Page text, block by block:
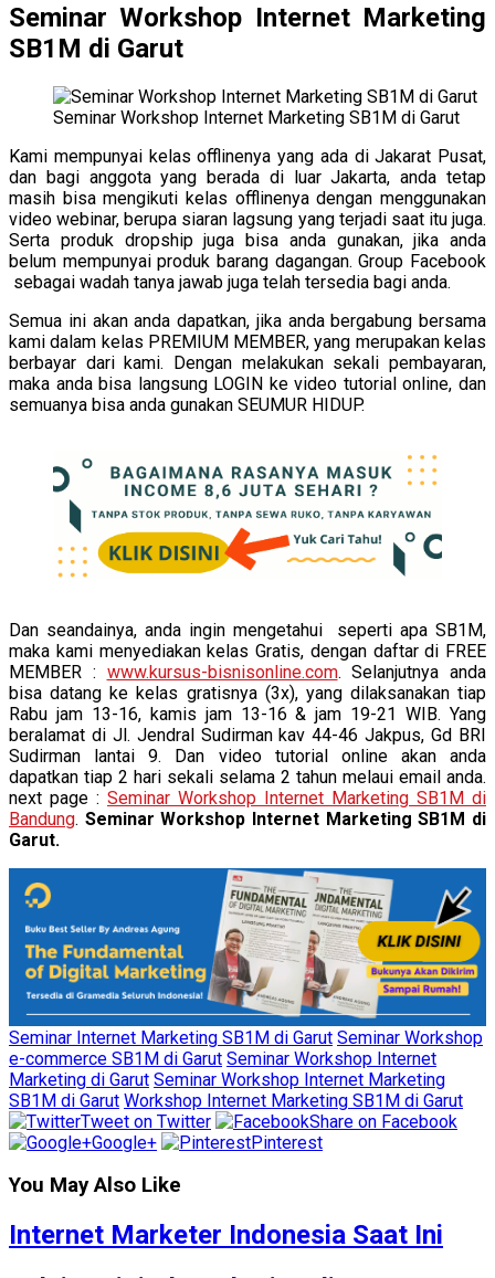
Seminar Workshop Internet Marketing
SB1M di Garut
Seminar Workshop Internet Marketing SB1M di Garut
Kami mempunyai kelas offlinenya yang ada di Jakarat Pusat,
dan bagi anggota yang berada di luar Jakarta, anda tetap
masih bisa mengikuti kelas offlinenya dengan menggunakan
video webinar, berupa siaran lagsung yang terjadi saat itu juga.
Serta produk dropship juga bisa anda gunakan, jika anda
belum mempunyai produk barang dagangan. Group Facebook
sebagai wadah tanya jawab juga telah tersedia bagi anda.
Semua ini akan anda dapatkan, jika anda bergabung bersama
kami dalam kelas PREMIUM MEMBER, yang merupakan kelas
berbayar dari kami. Dengan melakukan sekali pembayaran,
maka anda bisa langsung LOGIN ke video tutorial online, dan
semuanya bisa anda gunakan SEUMUR HIDUP.
Dan seandainya, anda ingin mengetahui seperti apa SB1M,
maka kami menyediakan kelas Gratis, dengan daftar di FREE
MEMBER : www.kursus-bisnisonline.com. Selanjutnya anda
bisa datang ke kelas gratisnya (3x), yang dilaksanakan tiap
Rabu jam 13-16, kamis jam 13-16 & jam 19-21 WIB. Yang
beralamat di Jl. Jendral Sudirman kav 44-46 Jakpus, Gd BRI
Sudirman lantai 9. Dan video tutorial online akan anda
dapatkan tiap 2 hari sekali selama 2 tahun melaui email anda.
next page : Seminar Workshop Internet Marketing SB1M di
Bandung. Seminar Workshop Internet Marketing SB1M di
Garut.
Seminar Internet Marketing SB1M di Garut Seminar Workshop
e-commerce SB1M di Garut Seminar Workshop Internet
Marketing di Garut Seminar Workshop Internet Marketing
SB1M di Garut Workshop Internet Marketing SB1M di Garut
Tweet on Twitter
Share on Facebook
Google+
Pinterest
You May Also Like
Internet Marketer Indonesia Saat Ini